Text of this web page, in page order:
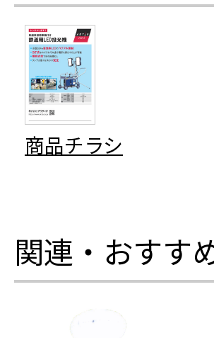
商品チラシ
関連・おすす